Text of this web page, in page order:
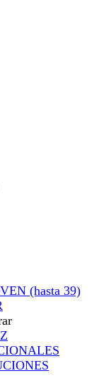
(hasta 39)